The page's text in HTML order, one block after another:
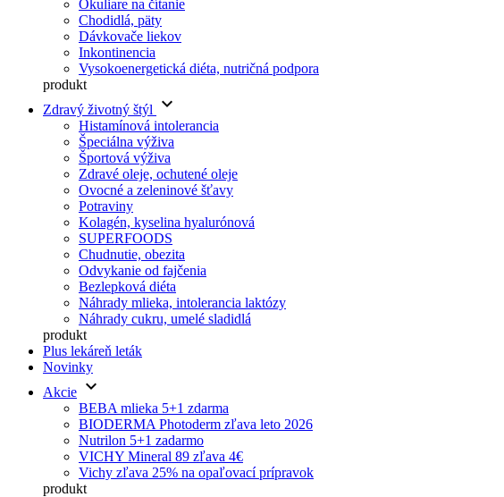
Okuliare na čítanie
Chodidlá, päty
Dávkovače liekov
Inkontinencia
Vysokoenergetická diéta, nutričná podpora
produkt
Zdravý životný štýl
keyboard_arrow_down
Histamínová intolerancia
Špeciálna výživa
Športová výživa
Zdravé oleje, ochutené oleje
Ovocné a zeleninové šťavy
Potraviny
Kolagén, kyselina hyalurónová
SUPERFOODS
Chudnutie, obezita
Odvykanie od fajčenia
Bezlepková diéta
Náhrady mlieka, intolerancia laktózy
Náhrady cukru, umelé sladidlá
produkt
Plus lekáreň leták
Novinky
Akcie keyboard_arrow_down
BEBA mlieka 5+1 zdarma
BIODERMA Photoderm zľava leto 2026
Nutrilon 5+1 zadarmo
VICHY Mineral 89 zľava 4€
Vichy zľava 25% na opaľovací prípravok
produkt